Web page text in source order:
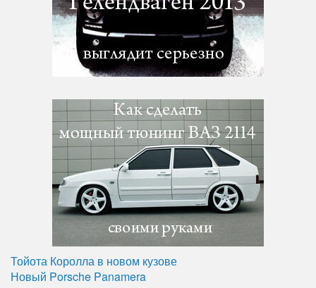
Тойота Королла в новом кузове
Новый Porsche Panamera